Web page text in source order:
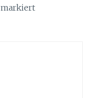
markiert